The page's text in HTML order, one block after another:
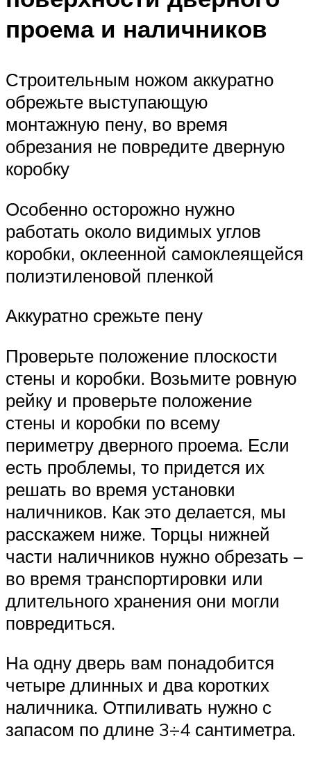
проема и наличников
Строительным ножом аккуратно
обрежьте выступающую
монтажную пену, во время
обрезания не повредите дверную
коробку
Особенно осторожно нужно
работать около видимых углов
коробки, оклеенной самоклеящейся
полиэтиленовой пленкой
Аккуратно срежьте пену
Проверьте положение плоскости
стены и коробки. Возьмите ровную
рейку и проверьте положение
стены и коробки по всему
периметру дверного проема. Если
есть проблемы, то придется их
решать во время установки
наличников. Как это делается, мы
расскажем ниже. Торцы нижней
части наличников нужно обрезать –
во время транспортировки или
длительного хранения они могли
повредиться.
На одну дверь вам понадобится
четыре длинных и два коротких
наличника. Отпиливать нужно с
запасом по длине 3÷4 сантиметра.